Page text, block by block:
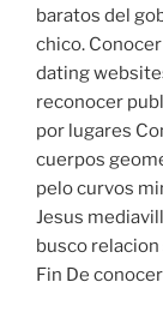
baratos del
chico.
dating
reconocer
por lugares
cuerpos
pelo curvos
Jesus
busco
Fin De